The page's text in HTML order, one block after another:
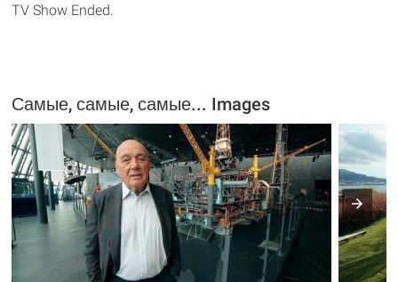
TV Show Ended.
Самые, самые, самые... Images